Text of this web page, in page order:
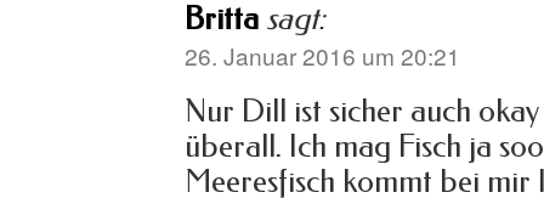
Britta sagt:
26. Januar 2016 um 20:21
Nur Dill ist sicher auch
überall. Ich mag Fisch ja
Meeresfisch kommt bei mir